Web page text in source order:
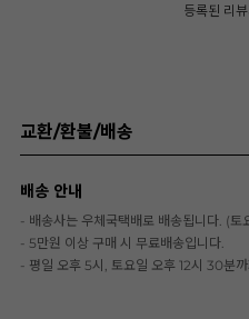
등록된 리
교환/환불/배송
배송 안내
- 배송사는 우체국택배로 배송됩니다. (토
- 5만원 이상 구매 시 무료배송입니다.
- 평일 오후 5시, 토요일 오후 12시 30분